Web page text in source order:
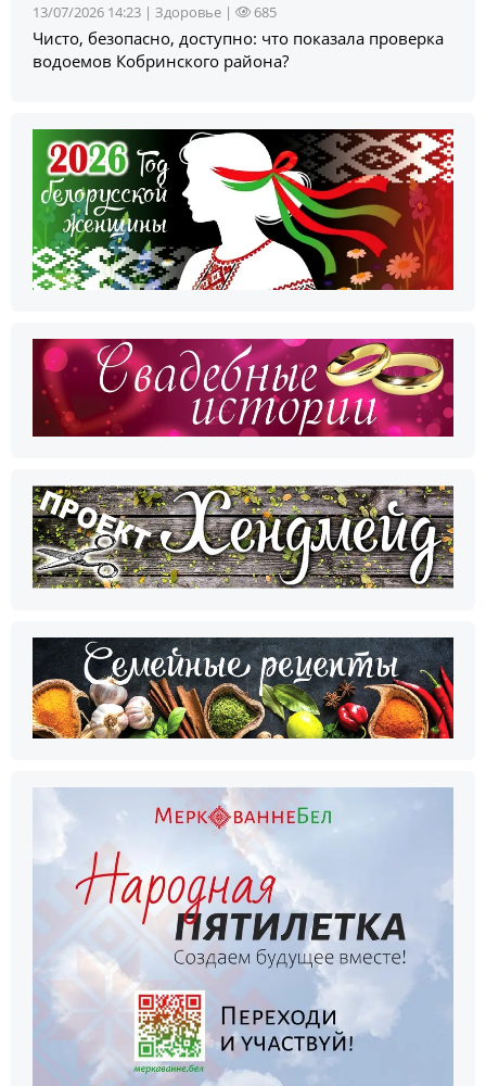
13/07/2026 14:23 | Здоровье | 685
Чисто, безопасно, доступно: что показала проверка
водоемов Кобринского района?